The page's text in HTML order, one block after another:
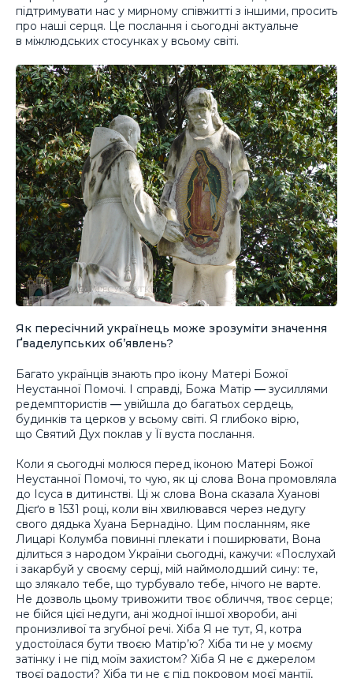
підтримувати нас у мирному співжитті з іншими, просить
про наші серця. Це послання і сьогодні актуальне
в міжлюдських стосунках у всьому світі.
Як пересічний українець може зрозуміти значення
Ґваделупських об’явлень?
Багато українців знають про ікону Матері Божої
Неустанної Помочі. І справді, Божа Матір — зусиллями
редемптористів — увійшла до багатьох сердець,
будинків та церков у всьому світі. Я глибоко вірю,
що Святий Дух поклав у Її вуста послання.
Коли я сьогодні молюся перед іконою Матері Божої
Неустанної Помочі, то чую, як ці слова Вона промовляла
до Ісуса в дитинстві. Ці ж слова Вона сказала Хуанові
Дієґо в 1531 році, коли він хвилювався через недугу
свого дядька Хуана Бернадіно. Цим посланням, яке
Лицарі Колумба повинні плекати і поширювати, Вона
ділиться з народом України сьогодні, кажучи: «Послухай
і закарбуй у своєму серці, мій наймолодший сину: те,
що злякало тебе, що турбувало тебе, нічого не варте.
Не дозволь цьому тривожити твоє обличчя, твоє серце;
не бійся цієї недуги, ані жодної іншої хвороби, ані
пронизливої та згубної речі. Хіба Я не тут, Я, котра
удостоїлася бути твоєю Матір’ю? Хіба ти не у моєму
затінку і не під моїм захистом? Хіба Я не є джерелом
твоєї радости? Хіба ти не є під покровом моєї мантії,